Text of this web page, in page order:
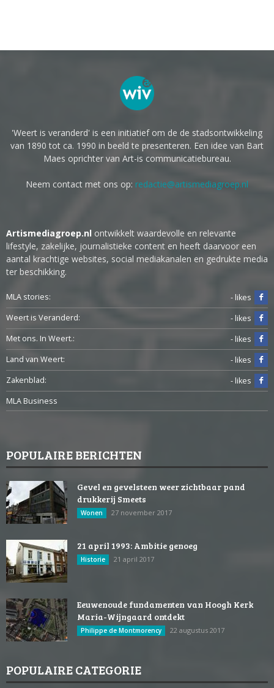
'Weert is veranderd' is een initiatief om de de stadsontwikkeling
van 1890 tot ca. 1990 in beeld te presenteren. Een idee van Bart
Maes oprichter van Art-is communicatiebureau.
Neem contact met ons op: redactie@artismediagroep.nl
Artismediagroep.nl ontwikkelt waardevolle en relevante
lifestyle, zakelijke, journalistieke content en heeft daarvoor een
aantal krachtige websites, social mediakanalen en gedrukte media
ter beschikking.
MLA stories:
- likes
Weert is Veranderd:
- likes
Met ons. In Weert.:
- likes
Land van Weert:
- likes
Zakenblad:
- likes
MLA Business
POPULAIRE BERICHTEN
Gevel en gevelsteen weer zichtbaar pand
drukkerij Smeets
Wonen 27 november 2017
21 april 1993: Ambitie genoeg
Historie 21 april 2017
Eeuwenoude fundamenten van Hoogh Kerk
Maria-Wijngaard ontdekt
Philippe de Montmorency 22 augustus 2017
POPULAIRE CATEGORIE